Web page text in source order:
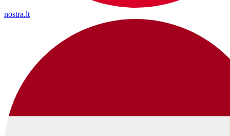
nostra.lt